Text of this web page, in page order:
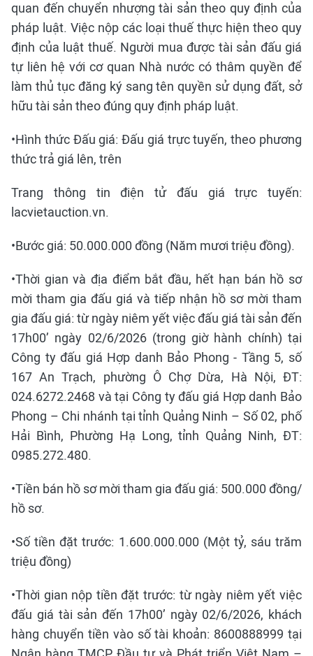
quan đến chuyển nhượng tài sản theo quy định của
pháp luật. Việc nộp các loại thuế thực hiện theo quy
định của luật thuế. Người mua được tài sản đấu giá
tự liên hệ với cơ quan Nhà nước có thâm quyền để
làm thủ tục đăng ký sang tên quyền sử dụng đất, sở
hữu tài sản theo đúng quy định pháp luật.
•Hình thức Đấu giá: Đấu giá trực tuyến, theo phương
thức trả giá lên, trên
Trang thông tin điện tử đấu giá trực tuyến:
lacvietauction.vn.
•Bước giá: 50.000.000 đồng (Năm mươi triệu đồng).
•Thời gian và địa điểm bắt đầu, hết hạn bán hồ sơ
mời tham gia đấu giá và tiếp nhận hồ sơ mời tham
gia đấu giá: từ ngày niêm yết việc đấu giá tài sản đến
17h00’ ngày 02/6/2026 (trong giờ hành chính) tại
Công ty đấu giá Hợp danh Bảo Phong - Tầng 5, số
167 An Trạch, phường Ô Chợ Dừa, Hà Nội, ĐT:
024.6272.2468 và tại Công ty đấu giá Hợp danh Bảo
Phong – Chi nhánh tại tỉnh Quảng Ninh – Số 02, phố
Hải Bình, Phường Hạ Long, tỉnh Quảng Ninh, ĐT:
0985.272.480.
•Tiền bán hồ sơ mời tham gia đấu giá: 500.000 đồng/
hồ sơ.
•Số tiền đặt trước: 1.600.000.000 (Một tỷ, sáu trăm
triệu đồng)
•Thời gian nộp tiền đặt trước: từ ngày niêm yết việc
đấu giá tài sản đến 17h00’ ngày 02/6/2026, khách
hàng chuyển tiền vào số tài khoản: 8600888999 tại